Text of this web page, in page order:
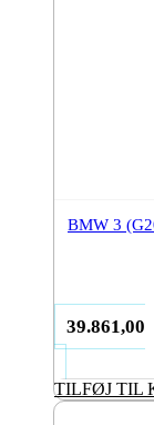
BMW 3
39.861,00
TILFØJ TIL